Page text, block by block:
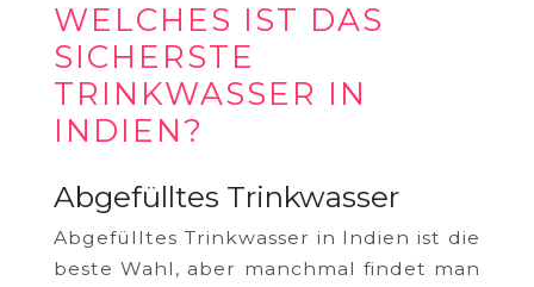
WELCHES IST DAS
SICHERSTE
TRINKWASSER IN
INDIEN?
Abgefülltes Trinkwasser
Abgefülltes Trinkwasser in Indien ist die
beste Wahl, aber manchmal findet man